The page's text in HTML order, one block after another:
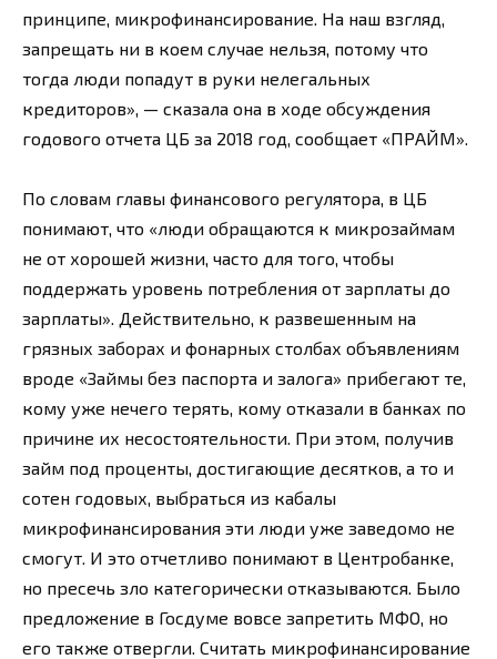
принципе, микрофинансирование. На наш взгляд,
запрещать ни в коем случае нельзя, потому что
тогда люди попадут в руки нелегальных
кредиторов», — сказала она в ходе обсуждения
годового отчета ЦБ за 2018 год, сообщает «ПРАЙМ».
По словам главы финансового регулятора, в ЦБ
понимают, что «люди обращаются к микрозаймам
не от хорошей жизни, часто для того, чтобы
поддержать уровень потребления от зарплаты до
зарплаты». Действительно, к развешенным на
грязных заборах и фонарных столбах объявлениям
вроде «Займы без паспорта и залога» прибегают те,
кому уже нечего терять, кому отказали в банках по
причине их несостоятельности. При этом, получив
займ под проценты, достигающие десятков, а то и
сотен годовых, выбраться из кабалы
микрофинансирования эти люди уже заведомо не
смогут. И это отчетливо понимают в Центробанке,
но пресечь зло категорически отказываются. Было
предложение в Госдуме вовсе запретить МФО, но
его также отвергли. Считать микрофинансирование